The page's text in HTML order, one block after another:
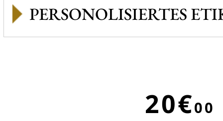
PERSONOLISIERTES
20€00